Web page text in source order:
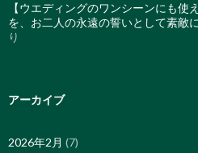
【ウエディングのワンシーンにも使
を、お二人の永遠の誓いとして素敵
り
アーカイブ
2026年2月 (7)